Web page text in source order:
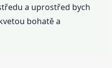
a uprostřed bych
bohatě a